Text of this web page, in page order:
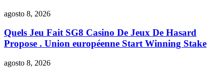
agosto 8, 2026
Quels Jeu Fait SG8 Casino De Jeux De Hasard
Propose . Union européenne Start Winning Stake
agosto 8, 2026